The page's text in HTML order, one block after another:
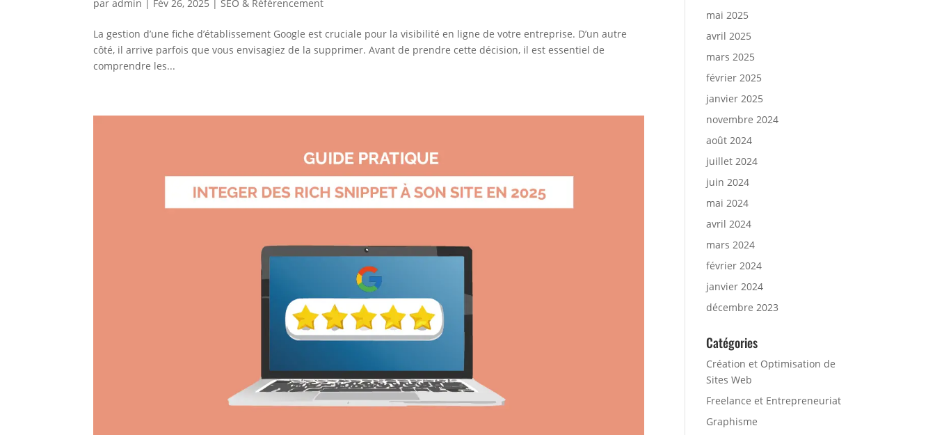
paradmin | Fév 26, 2025 |SEO & Référencement
La gestion d’une fiche d’établissement Google est cruciale pour la visibilité en ligne de votre entreprise. D’un autre
côté, il arrive parfois que vous envisagiez de la supprimer. Avant de prendre cette décision, il est essentiel de
comprendre les...
mai 2025
avril 2025
mars 2025
février 2025
janvier 2025
novembre 2024
août 2024
juillet 2024
juin 2024
mai 2024
avril 2024
mars 2024
février 2024
janvier 2024
décembre 2023
Catégories
Création et Optimisation de
Sites Web
Freelance et Entrepreneuriat
Graphisme